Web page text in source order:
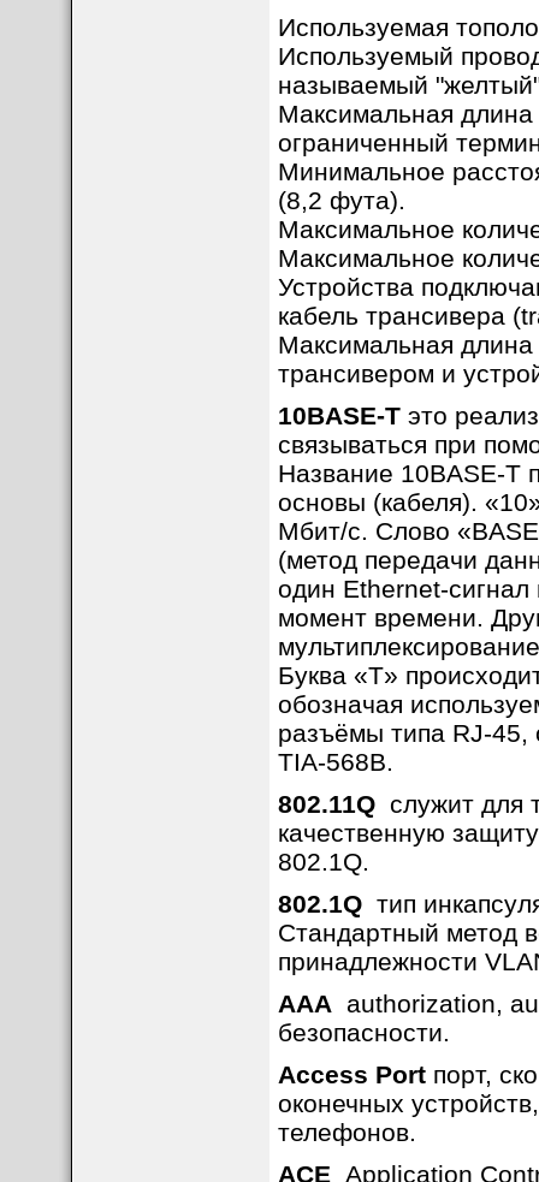
Используемая
Используемый
называемый
Максимальная длина
ограниченный
Минимальное
(8,2 фута).
Максимальное
Максимальное
Устройства
кабель трансивера
Максимальная длина
трансивером и
10BASE-Tэто
связываться при
Название 10BASE-T
основы (кабеля).
Мбит/с. Слово
(метод передачи
один Ethernet-
момент времени.
Буква «T»
обозначая
разъёмы типа RJ-45,
TIA-568B.
802.11Qслужит для
качественную
802.1Q.
802.1Qтип
Стандартный метод
принадлежности
AAA authorization,
безопасности.
Access Portпорт,
оконечных
телефонов.
ACEApplication